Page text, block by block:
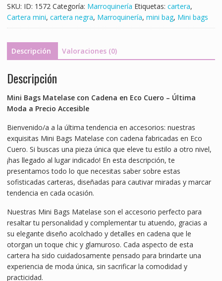
1572
-13
-
cantidad
SKU: ID: 1572 Categoría: Marroquinería Etiquetas: cartera,
Cartera mini, cartera negra, Marroquinería, mini bag, Mini bags
Descripción Valoraciones (0)
Descripción
Mini Bags Matelase con Cadena en Eco Cuero – Última
Moda a Precio Accesible
Bienvenido/a a la última tendencia en accesorios: nuestras
exquisitas Mini Bags Matelase con cadena fabricadas en Eco
Cuero. Si buscas una pieza única que eleve tu estilo a otro nivel,
¡has llegado al lugar indicado! En esta descripción, te
presentamos todo lo que necesitas saber sobre estas
sofisticadas carteras, diseñadas para cautivar miradas y marcar
tendencia en cada ocasión.
Nuestras Mini Bags Matelase son el accesorio perfecto para
resaltar tu personalidad y complementar tu atuendo, gracias a
su elegante diseño acolchado y detalles en cadena que le
otorgan un toque chic y glamuroso. Cada aspecto de esta
cartera ha sido cuidadosamente pensado para brindarte una
experiencia de moda única, sin sacrificar la comodidad y
practicidad.